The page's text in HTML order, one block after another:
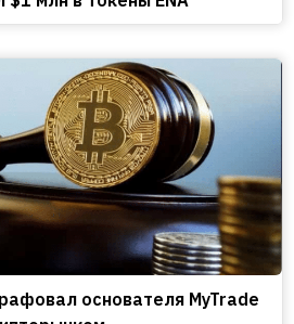
основателя MyTrade